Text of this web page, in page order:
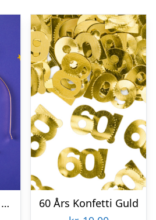
30 Today Hårbøjle Guld
60 Års Konfetti Guld